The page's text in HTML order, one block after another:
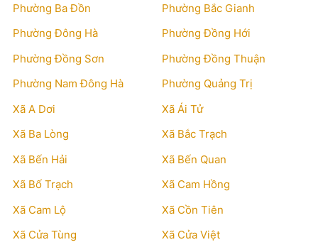
Phường Ba Đồn
Phường Bắc Gianh
Phường Đông Hà
Phường Đồng Hới
Phường Đồng Sơn
Phường Đồng Thuận
Phường Nam Đông Hà
Phường Quảng Trị
Xã A Dơi
Xã Ái Tử
Xã Ba Lòng
Xã Bắc Trạch
Xã Bến Hải
Xã Bến Quan
Xã Bố Trạch
Xã Cam Hồng
Xã Cam Lộ
Xã Cồn Tiên
Xã Cửa Tùng
Xã Cửa Việt